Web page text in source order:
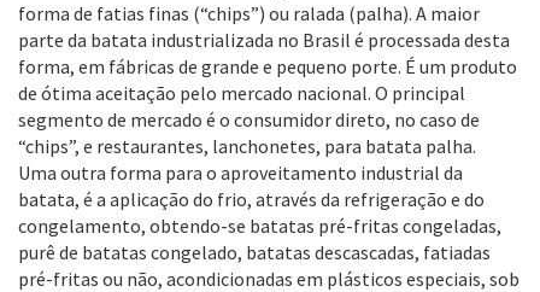
forma de fatias finas (“chips”) ou ralada (palha). A maior
parte da batata industrializada no Brasil é processada desta
forma, em fábricas de grande e pequeno porte. É um produto
de ótima aceitação pelo mercado nacional. O principal
segmento de mercado é o consumidor direto, no caso de
“chips”, e restaurantes, lanchonetes, para batata palha.
Uma outra forma para o aproveitamento industrial da
batata, é a aplicação do frio, através da refrigeração e do
congelamento, obtendo-se batatas pré-fritas congeladas,
purê de batatas congelado, batatas descascadas, fatiadas
pré-fritas ou não, acondicionadas em plásticos especiais, sob